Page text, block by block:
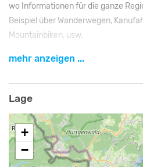
wo Informationen für die ganze
Beispiel über Wanderwegen,
Mountainbiken, usw.
Ausflugsziele
Nationalpark Eifel, Finkenauel
Münstereifel, Monschau,
Ordensburg Vogelsang, Rursee
Eifeltherme Zikkurat
Naturschutzgebiet und
mehr anzeigen ...
Lage
+
−